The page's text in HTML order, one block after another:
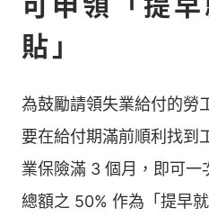
貼」
為鼓勵請領失業給付的勞
要在給付期滿前順利找到
業保險滿 3 個月，即可
總額之 50% 作為「提早